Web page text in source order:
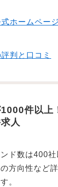
ホームペー
判と口コミ
件以上
人
ド数は400
方向性など
。